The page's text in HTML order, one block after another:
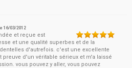
le16/03/2012
et reçue est
et une qualité superbes et de la
d'autrefois. c'est une excellente
d'un véritable sérieux et m'a laissé
vous pouvez y aller, vous pouvez